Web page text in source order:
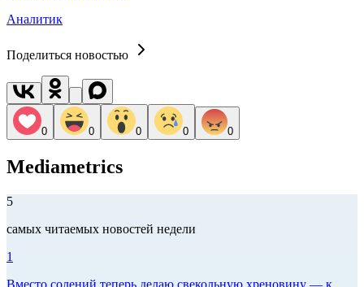
Аналитик
Поделиться новостью
0 0 0 0 0
Mediametrics
5
самых читаемых новостей недели
1